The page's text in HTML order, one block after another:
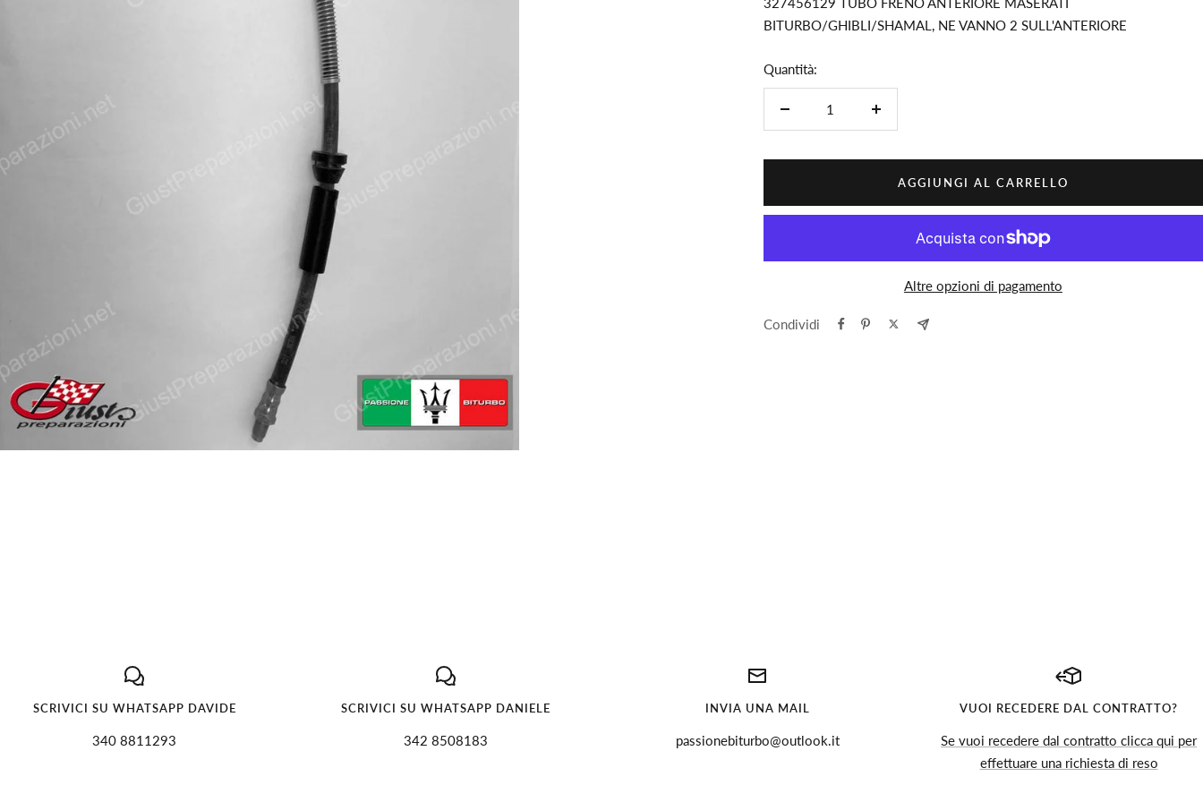
BITURBO/GHIBLI/SHAMAL, NE VANNO 2 SULL'ANTERIORE
Quantità:
Diminuire
quantità
Aumenta
quantità
AGGIUNGI AL CARRELLO
Altre opzioni di pagamento
Condividi
SCRIVICI SU WHATSAPP DAVIDE
340 8811293
SCRIVICI SU WHATSAPP DANIELE
342 8508183
INVIA UNA MAIL
passionebiturbo@outlook.it
VUOI RECEDERE DAL CONTRATTO?
Se vuoi recedere dal contratto clicca qui per
effettuare una richiesta di reso